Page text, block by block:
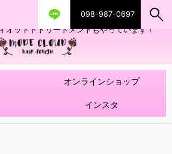
098-987-0697
善トリートメントやハイライトを使ったデザ
オットトトリートメントもやっています！
オンラインショップ
インスタ